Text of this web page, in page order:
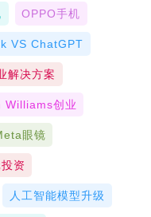
OPPO手机
VS ChatGPT
解决方案
Williams创业
眼镜
资
人工智能模型升级